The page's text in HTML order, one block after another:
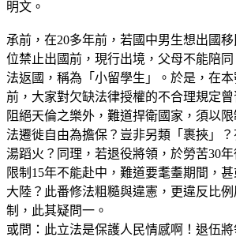
明文。
承前，在20多年前，若國中男生想出國
位禁止出國前，現行出境，父母不能陪
法返國，稱為「小留學生」。於是，在
前，大家對欠缺法律授權的不合理規定
阻絕天倫之樂外，難道捍衛國家，須以
法遷徙自由為擔保？豈非另類「裹挾」
湯蹈火？同理，若退役將領，於勞苦30
限制15年不能赴中，難道要耄耋期間，
大陸？此番修法粗糙與違憲，更違反比
制，此其疑問一。
或問：此立法是保護人民情感啊！退伍